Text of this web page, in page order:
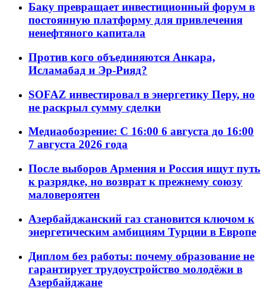
Баку превращает инвестиционный форум в
постоянную платформу для привлечения
ненефтяного капитала
Против кого объединяются Анкара,
Исламабад и Эр-Рияд?
SOFAZ инвестировал в энергетику Перу, но
не раскрыл сумму сделки
Медиаобозрение: С 16:00 6 августа до 16:00
7 августа 2026 года
После выборов Армения и Россия ищут путь
к разрядке, но возврат к прежнему союзу
маловероятен
Азербайджанский газ становится ключом к
энергетическим амбициям Турции в Европе
Диплом без работы: почему образование не
гарантирует трудоустройство молодёжи в
Азербайджане